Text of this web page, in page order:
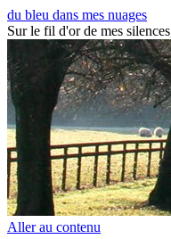
du bleu dans mes nuages
Sur le fil d'or de mes
Aller au contenu